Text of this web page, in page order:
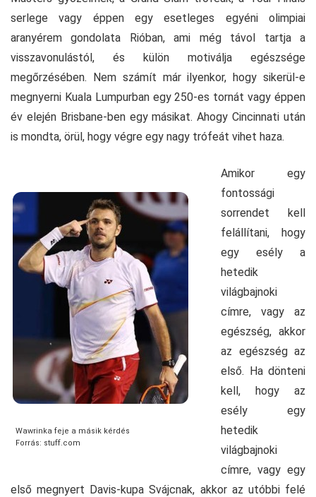
serlege vagy éppen egy esetleges egyéni olimpiai
aranyérem gondolata Rióban, ami még távol tartja a
visszavonulástól, és külön motiválja egészsége
megőrzésében. Nem számít már ilyenkor, hogy sikerül-e
megnyerni Kuala Lumpurban egy 250-es tornát vagy éppen
év elején Brisbane-ben egy másikat. Ahogy Cincinnati után
is mondta, örül, hogy végre egy nagy trófeát vihet haza.
Wawrinka feje a másik kérdés
Forrás: stuff.com
Amikor egy
fontossági
sorrendet kell
felállítani, hogy
egy esély a
hetedik
világbajnoki
címre, vagy az
egészség, akkor
az egészség az
első. Ha dönteni
kell, hogy az
esély egy
hetedik
világbajnoki
címre, vagy egy
első megnyert Davis-kupa Svájcnak, akkor az utóbbi felé